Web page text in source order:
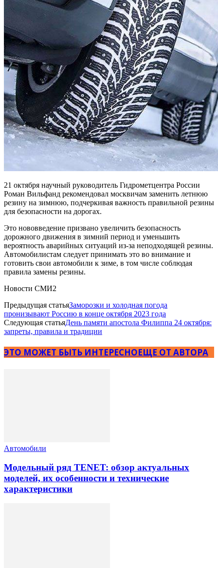
21 октября научный руководитель Гидрометцентра России
Роман Вильфанд рекомендовал москвичам заменить летнюю
резину на зимнюю, подчеркивая важность правильной резины
для безопасности на дорогах.
Это нововведение призвано увеличить безопасность
дорожного движения в зимний период и уменьшить
вероятность аварийных ситуаций из-за неподходящей резины.
Автомобилистам следует принимать это во внимание и
готовить свои автомобили к зиме, в том числе соблюдая
правила замены резины.
Новости СМИ2
Предыдущая статьяЗаморозки и холодная погода
пронизывают Россию в конце октября 2023 года
Следующая статьяДень памяти апостола Филиппа 24 октября:
запреты, правила и традиции
ЭТО МОЖЕТ БЫТЬ ИНТЕРЕСНОЕЩЕ ОТ АВТОРА
Автомобили
Модельный ряд TENET: обзор актуальных
моделей, их особенности и технические
характеристики